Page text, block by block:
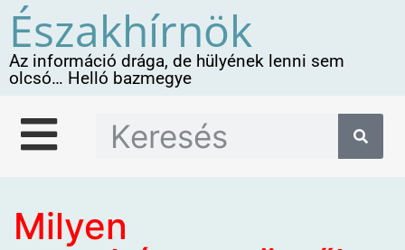
Északhírnök
Az információ drága, de hülyének lenni sem
olcsó… Helló bazmegye
Milyen